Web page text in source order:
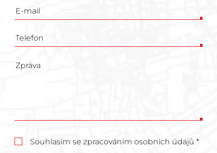
Souhlasím se zpracováním osobních údajů *